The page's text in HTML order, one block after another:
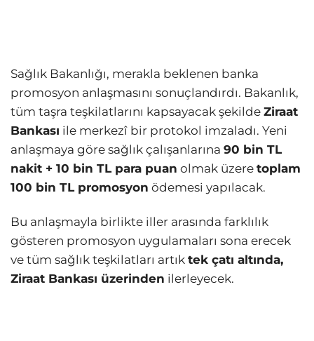
Sağlık Bakanlığı, merakla beklenen banka
promosyon anlaşmasını sonuçlandırdı. Bakanlık,
tüm taşra teşkilatlarını kapsayacak şekilde Ziraat
Bankası ile merkezî bir protokol imzaladı. Yeni
anlaşmaya göre sağlık çalışanlarına 90 bin TL
nakit + 10 bin TL para puan olmak üzere toplam
100 bin TL promosyon ödemesi yapılacak.
Bu anlaşmayla birlikte iller arasında farklılık
gösteren promosyon uygulamaları sona erecek
ve tüm sağlık teşkilatları artık tek çatı altında,
Ziraat Bankası üzerinden ilerleyecek.